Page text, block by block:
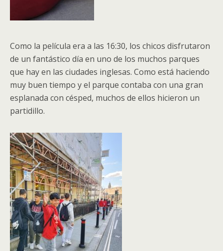
Como la película era a las 16:30, los chicos disfrutaron
de un fantástico día en uno de los muchos parques
que hay en las ciudades inglesas. Como está haciendo
muy buen tiempo y el parque contaba con una gran
esplanada con césped, muchos de ellos hicieron un
partidillo.